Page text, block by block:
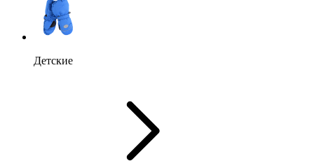
Детские